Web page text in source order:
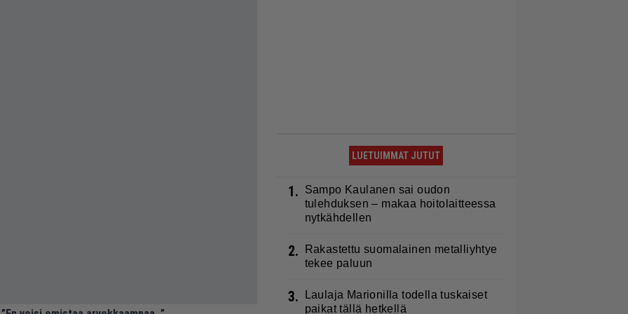
LUETUIMMAT JUTUT
1.
Sampo Kaulanen sai oudon
tulehduksen – makaa hoitolaitteessa
nytkähdellen
2.
Rakastettu suomalainen metalliyhtye
tekee paluun
3.
Laulaja Marionilla todella tuskaiset
paikat tällä hetkellä